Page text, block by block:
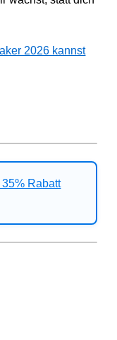
2026 kannst